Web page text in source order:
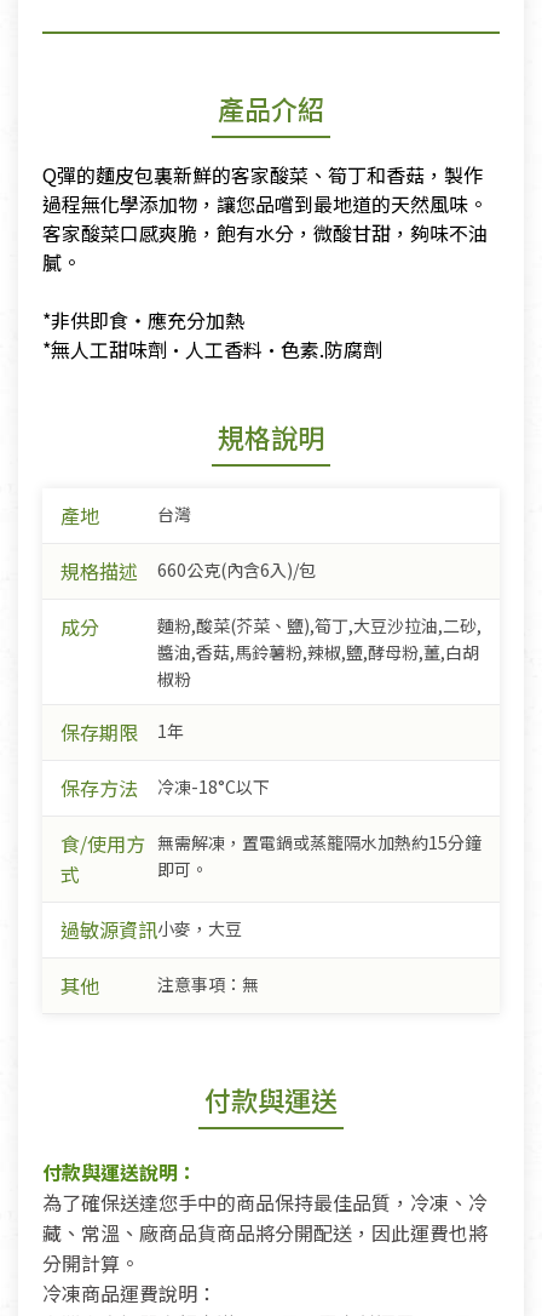
產品介紹
Q彈的麵皮包裏新鮮的客家酸菜、筍丁和香菇，製作
過程無化學添加物，讓您品嚐到最地道的天然風味。
客家酸菜口感爽脆，飽有水分，微酸甘甜，夠味不油
膩。
​*非供即食・應充分加熱
​*無人工甜味劑·人工香料·色素.防腐劑
規格說明
產地 台灣
規格描述 660公克(內含6入)/包
成分
麵粉,酸菜(芥菜、鹽),筍丁,大豆沙拉油,二砂,
醬油,香菇,馬鈴薯粉,辣椒,鹽,酵母粉,薑,白胡
椒粉
保存期限 1年
保存方法 冷凍-18°C以下
食/使用方
式
無需解凍，置電鍋或蒸籠隔水加熱約15分鐘
即可。
過敏源資訊小麥，大豆
其他 注意事項：無
付款與運送
付款與運送說明：
為了確保送達您手中的商品保持最佳品質，冷凍、冷
藏、常溫、廠商品貨商品將分開配送，因此運費也將
分開計算。
冷凍商品運費說明：